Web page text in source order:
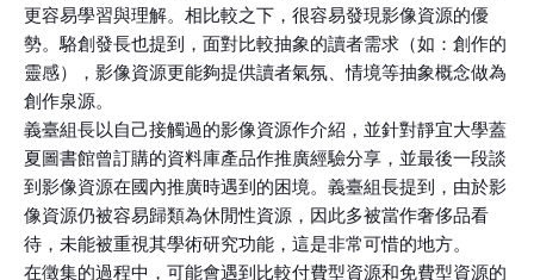
更容易學習與理解。相比較之下，很容易發現影像資源的優
勢。駱創發長也提到，面對比較抽象的讀者需求（如：創作的
靈感），影像資源更能夠提供讀者氣氛、情境等抽象概念做為
創作泉源。
義臺組長以自己接觸過的影像資源作介紹，並針對靜宜大學蓋
夏圖書館曾訂購的資料庫產品作推廣經驗分享，並最後一段談
到影像資源在國內推廣時遇到的困境。義臺組長提到，由於影
像資源仍被容易歸類為休閒性資源，因此多被當作奢侈品看
待，未能被重視其學術研究功能，這是非常可惜的地方。
在徵集的過程中，可能會遇到比較付費型資源和免費型資源的